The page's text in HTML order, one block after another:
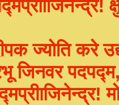
ज्योति करे
जिनवर